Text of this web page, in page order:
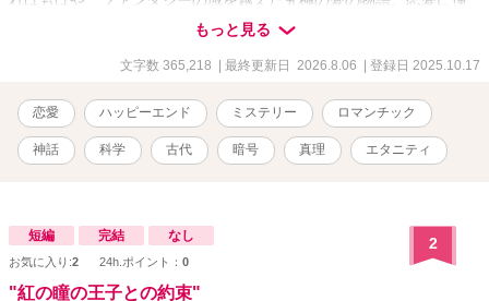
れ愛の本質に悩み戸惑う人々に真実の愛とは何かを伝える作者渾身
の超大作。 ＊本作品は「小説家になろう」にも掲載しています。
もっと見る
文字数 365,218 | 最終更新日 2026.8.06 | 登録日 2025.10.17
恋愛 ハッピーエンド ミステリー ロマンチック
神話 科学 古代 暗号 真理 エタニティ
短編 完結 なし
お気に入り:2 24h.ポイント： 0
2
"紅の瞳の王子との約束"